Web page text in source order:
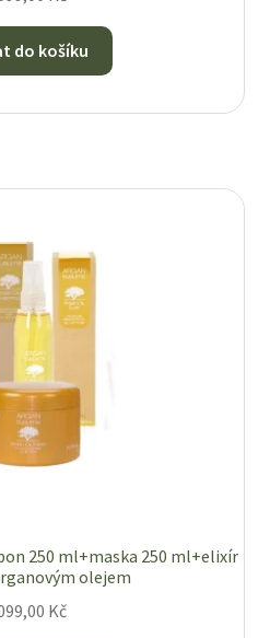
do košíku
250 ml+maska 250 ml+elixír
olejem
Kč